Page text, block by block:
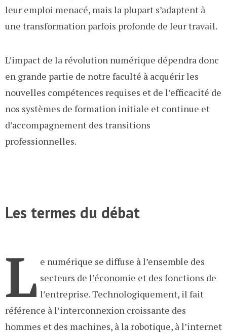
leur emploi menacé, mais la plupart s’adaptent à
une transformation parfois profonde de leur travail.
L’impact de la révolution numérique dépendra donc
en grande partie de notre faculté à acquérir les
nouvelles compétences requises et de l’efficacité de
nos systèmes de formation initiale et continue et
d’accompagnement des transitions
professionnelles.
Les termes du débat
L e numérique se diffuse à l’ensemble des
secteurs de l’économie et des fonctions de
l’entreprise. Technologiquement, il fait
référence à l’interconnexion croissante des
hommes et des machines, à la robotique, à l’internet